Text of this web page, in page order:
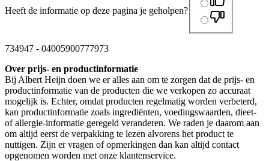
Heeft de informatie op deze pagina je geholpen?
734947 - 04005900777973
Over prijs- en productinformatie
Bij Albert Heijn doen we er alles aan om te zorgen dat de prijs- en
productinformatie van de producten die we verkopen zo accuraat
mogelijk is. Echter, omdat producten regelmatig worden verbeterd,
kan productinformatie zoals ingrediënten, voedingswaarden, dieet-
of allergie-informatie geregeld veranderen. We raden je daarom aan
om altijd eerst de verpakking te lezen alvorens het product te
nuttigen. Zijn er vragen of opmerkingen dan kan altijd contact
opgenomen worden met onze klantenservice.